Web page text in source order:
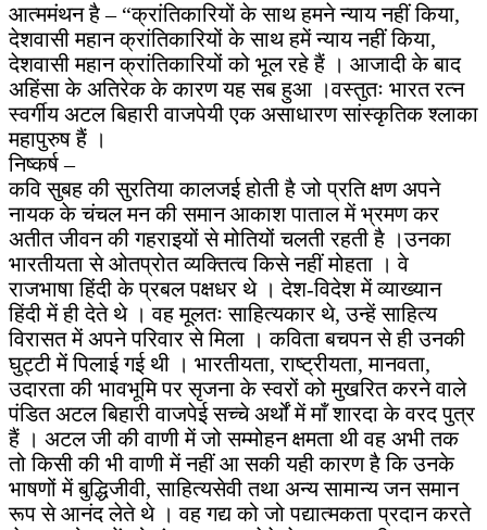
आत्ममंथन है – “क्रांतिकारियों के साथ हमने न्याय नहीं किया,
देशवासी महान क्रांतिकारियों के साथ हमें न्याय नहीं किया,
देशवासी महान क्रांतिकारियों को भूल रहे हैं । आजादी के बाद
अहिंसा के अतिरेक के कारण यह सब हुआ ।वस्तुतः भारत रत्न
स्वर्गीय अटल बिहारी वाजपेयी एक असाधारण सांस्कृतिक श्लाका
महापुरुष हैं ।
निष्कर्ष –
कवि सुबह की सुरतिया कालजई होती है जो प्रति क्षण अपने
नायक के चंचल मन की समान आकाश पाताल में भ्रमण कर
अतीत जीवन की गहराइयों से मोतियों चलती रहती है ।उनका
भारतीयता से ओतप्रोत व्यक्तित्व किसे नहीं मोहता । वे
राजभाषा हिंदी के प्रबल पक्षधर थे । देश-विदेश में व्याख्यान
हिंदी में ही देते थे । वह मूलतः साहित्यकार थे, उन्हें साहित्य
विरासत में अपने परिवार से मिला । कविता बचपन से ही उनकी
घुट्टी में पिलाई गई थी । भारतीयता, राष्ट्रीयता, मानवता,
उदारता की भावभूमि पर सृजना के स्वरों को मुखरित करने वाले
पंडित अटल बिहारी वाजपेई सच्चे अर्थों में माँ शारदा के वरद पुत्र
हैं । अटल जी की वाणी में जो सम्मोहन क्षमता थी वह अभी तक
तो किसी की भी वाणी में नहीं आ सकी यही कारण है कि उनके
भाषणों में बुद्धिजीवी, साहित्यसेवी तथा अन्य सामान्य जन समान
रूप से आनंद लेते थे । वह गद्य को जो पद्यात्मकता प्रदान करते